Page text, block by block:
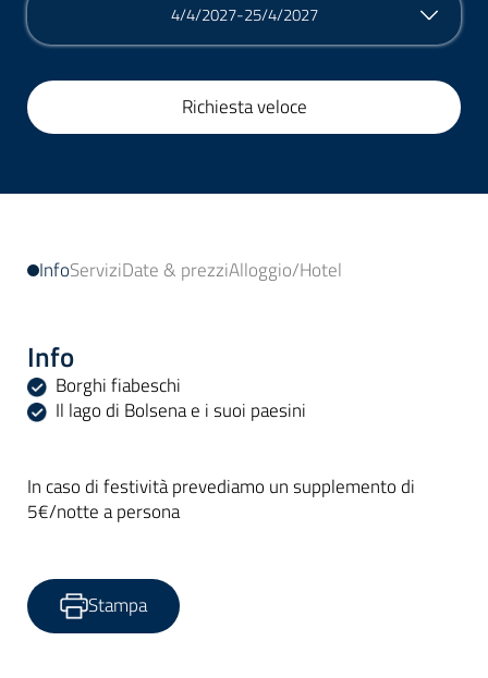
4/4/2027-25/4/2027
Richiesta veloce
InfoServiziDate & prezziAlloggio/Hotel
Info
Borghi fiabeschi
Il lago di Bolsena e i suoi paesini
In caso di festività prevediamo un supplemento di
5€/notte a persona
Stampa